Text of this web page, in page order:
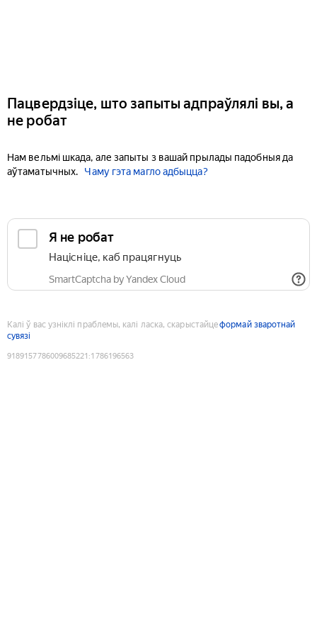
Пацвердзіце, што запыты адпраўлялі вы, а
не робат
Нам вельмі шкада, але запыты з вашай прылады падобныя да
аўтаматычных.
Чаму гэта магло адбыцца?
Я не робат
Націсніце, каб працягнуць
SmartCaptcha by Yandex Cloud
Калі ў вас узніклі праблемы, калі ласка, скарыстайцеформай зваротнай
сувязі
9189157786009685221 :1786196563